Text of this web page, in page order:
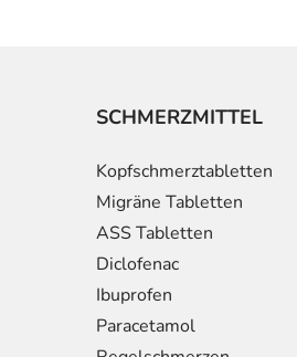
SCHMERZMITTEL
Kopfschmerztabletten
Migräne Tabletten
ASS Tabletten
Diclofenac
Ibuprofen
Paracetamol